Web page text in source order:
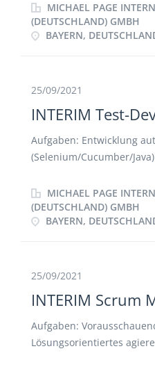
MICHAEL PAGE
(DEUTSCHLAND) GMBH
BAYERN,
25/09/2021
INTERIM Test-
Aufgaben: Entwicklung
(Selenium/Cucumber/
MICHAEL PAGE
(DEUTSCHLAND) GMBH
BAYERN,
25/09/2021
INTERIM Scrum
Aufgaben:
Lösungsorientiertes